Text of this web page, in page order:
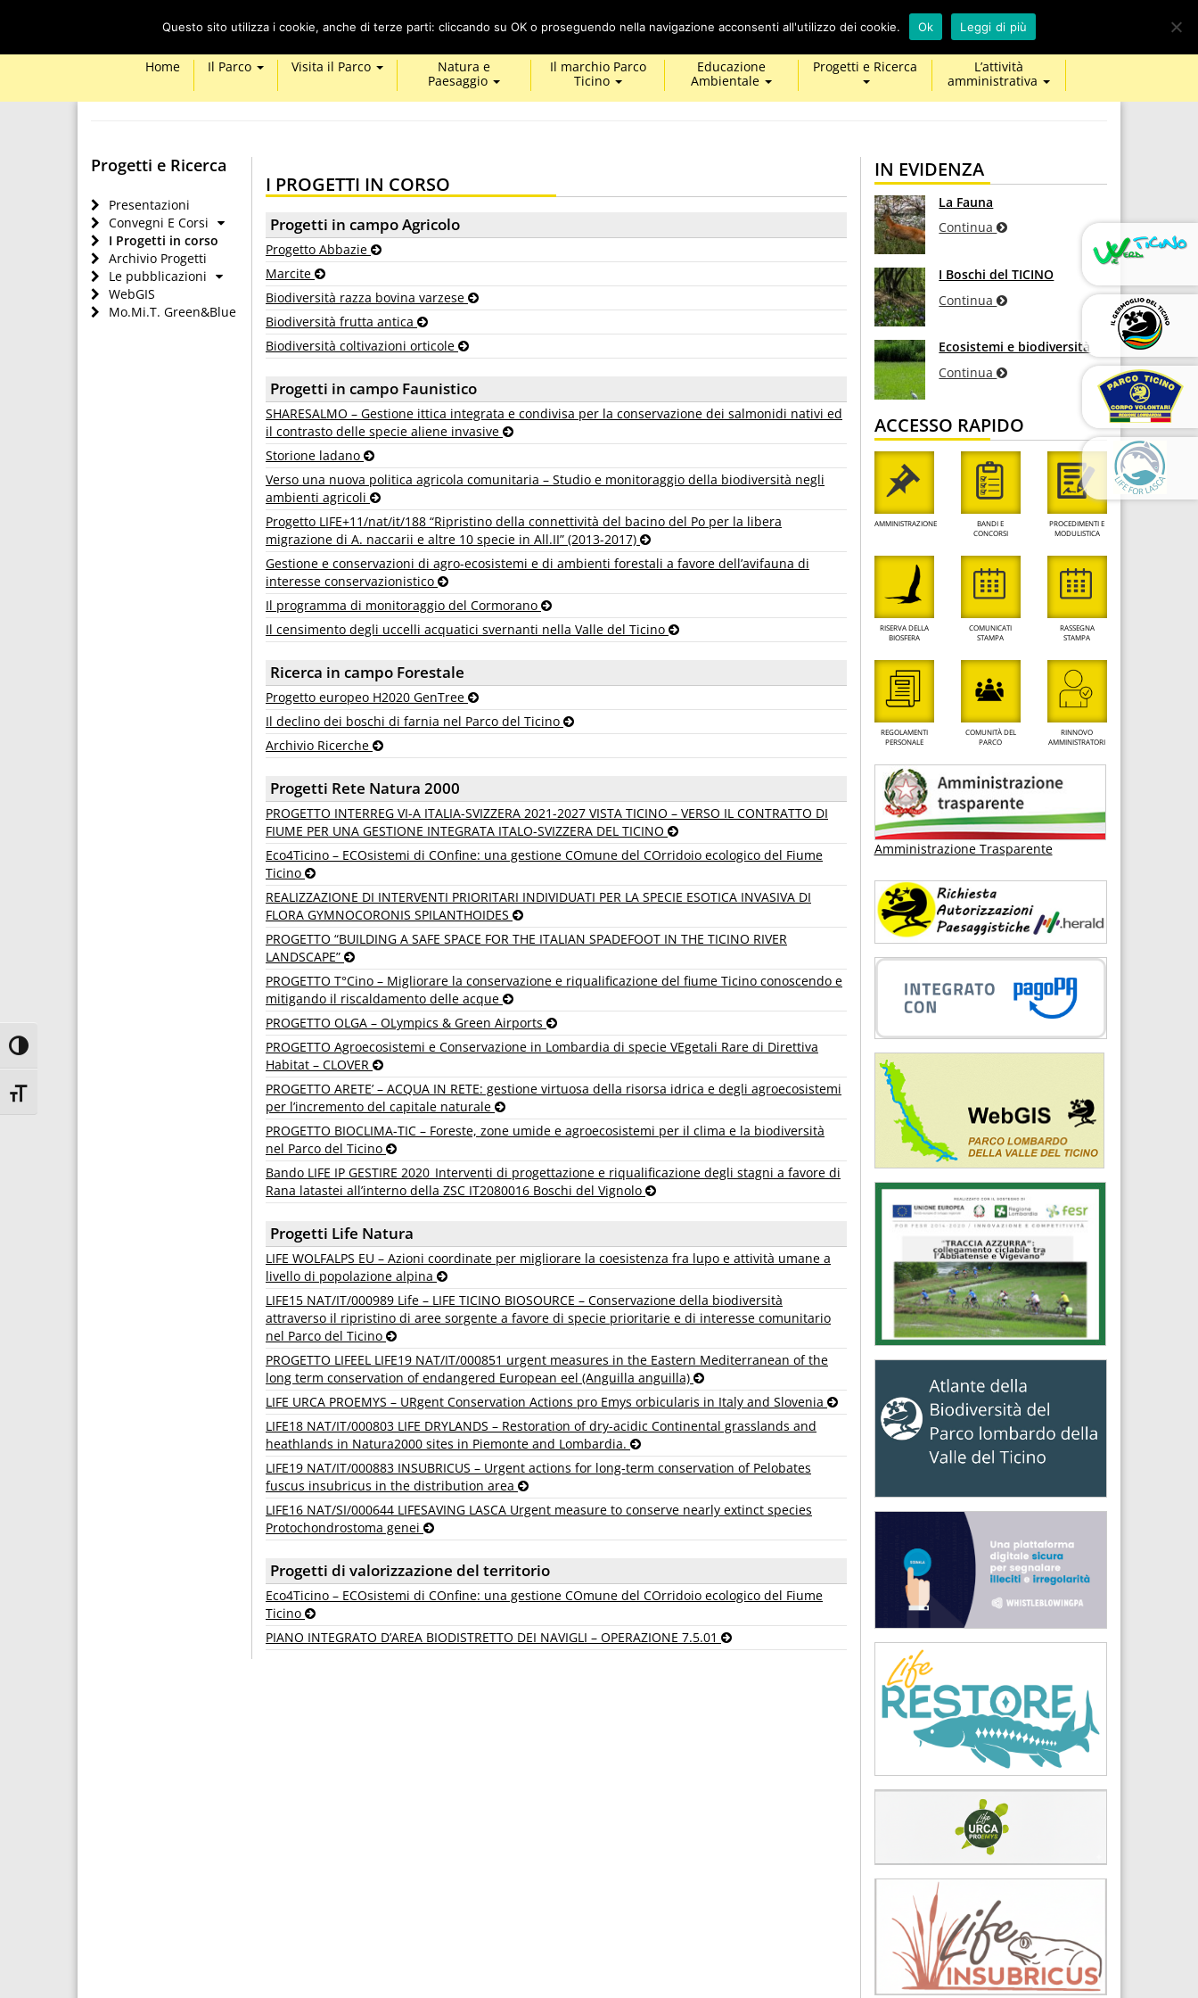
Attiva/disattiva alto contrasto
Attiva/disattiva dimensione testo
Cerca
map-
marker
calendar
Home Il Parco Visita il Parco
Natura e
Paesaggio
Il marchio Parco
Ticino
Educazione
Ambientale
Progetti e Ricerca
L’attività
amministrativa
Progetti e Ricerca
Presentazioni
Convegni E Corsi
I Progetti in corso
Archivio Progetti
Le pubblicazioni
WebGIS
Mo.Mi.T. Green&Blue
I PROGETTI IN CORSO
Progetti in campo Agricolo
Progetto Abbazie
Marcite
Biodiversità razza bovina varzese
Biodiversità frutta antica
Biodiversità coltivazioni orticole
Progetti in campo Faunistico
SHARESALMO – Gestione ittica integrata e condivisa per la conservazione dei salmonidi nativi ed
il contrasto delle specie aliene invasive
Storione ladano
Verso una nuova politica agricola comunitaria – Studio e monitoraggio della biodiversità negli
ambienti agricoli
Progetto LIFE+11/nat/it/188 “Ripristino della connettività del bacino del Po per la libera
migrazione di A. naccarii e altre 10 specie in All.II” (2013-2017)
Gestione e conservazioni di agro-ecosistemi e di ambienti forestali a favore dell’avifauna di
interesse conservazionistico
Il programma di monitoraggio del Cormorano
Il censimento degli uccelli acquatici svernanti nella Valle del Ticino
Ricerca in campo Forestale
Progetto europeo H2020 GenTree
Il declino dei boschi di farnia nel Parco del Ticino
Archivio Ricerche
Progetti Rete Natura 2000
PROGETTO INTERREG VI-A ITALIA-SVIZZERA 2021-2027 VISTA TICINO – VERSO IL CONTRATTO DI
FIUME PER UNA GESTIONE INTEGRATA ITALO-SVIZZERA DEL TICINO
Eco4Ticino – ECOsistemi di COnfine: una gestione COmune del COrridoio ecologico del Fiume
Ticino
REALIZZAZIONE DI INTERVENTI PRIORITARI INDIVIDUATI PER LA SPECIE ESOTICA INVASIVA DI
FLORA GYMNOCORONIS SPILANTHOIDES
PROGETTO “BUILDING A SAFE SPACE FOR THE ITALIAN SPADEFOOT IN THE TICINO RIVER
LANDSCAPE”
PROGETTO T°Cino – Migliorare la conservazione e riqualificazione del fiume Ticino conoscendo e
mitigando il riscaldamento delle acque
PROGETTO OLGA – OLympics & Green Airports
PROGETTO Agroecosistemi e Conservazione in Lombardia di specie VEgetali Rare di Direttiva
Habitat – CLOVER
PROGETTO ARETE’ – ACQUA IN RETE: gestione virtuosa della risorsa idrica e degli agroecosistemi
per l’incremento del capitale naturale
PROGETTO BIOCLIMA-TIC – Foreste, zone umide e agroecosistemi per il clima e la biodiversità
nel Parco del Ticino
Bando LIFE IP GESTIRE 2020_Interventi di progettazione e riqualificazione degli stagni a favore di
Rana latastei all’interno della ZSC IT2080016 Boschi del Vignolo
Progetti Life Natura
LIFE WOLFALPS EU – Azioni coordinate per migliorare la coesistenza fra lupo e attività umane a
livello di popolazione alpina
LIFE15 NAT/IT/000989 Life – LIFE TICINO BIOSOURCE – Conservazione della biodiversità
attraverso il ripristino di aree sorgente a favore di specie prioritarie e di interesse comunitario
nel Parco del Ticino
PROGETTO LIFEEL LIFE19 NAT/IT/000851 urgent measures in the Eastern Mediterranean of the
long term conservation of endangered European eel (Anguilla anguilla)
LIFE URCA PROEMYS – URgent Conservation Actions pro Emys orbicularis in Italy and Slovenia
LIFE18 NAT/IT/000803 LIFE DRYLANDS – Restoration of dry-acidic Continental grasslands and
heathlands in Natura2000 sites in Piemonte and Lombardia.
LIFE19 NAT/IT/000883 INSUBRICUS – Urgent actions for long-term conservation of Pelobates
fuscus insubricus in the distribution area
LIFE16 NAT/SI/000644 LIFESAVING LASCA Urgent measure to conserve nearly extinct species
Protochondrostoma genei
Progetti di valorizzazione del territorio
Eco4Ticino – ECOsistemi di COnfine: una gestione COmune del COrridoio ecologico del Fiume
Ticino
PIANO INTEGRATO D’AREA BIODISTRETTO DEI NAVIGLI – OPERAZIONE 7.5.01
IN EVIDENZA
La Fauna
Continua
I Boschi del TICINO
Continua
Ecosistemi e biodiversità
Continua
ACCESSO RAPIDO
AMMINISTRAZIONE
BANDI E
CONCORSI
PROCEDIMENTI E
MODULISTICA
RISERVA DELLA
BIOSFERA
COMUNICATI
STAMPA
RASSEGNA
STAMPA
REGOLAMENTI
PERSONALE
COMUNITÀ DEL
PARCO
RINNOVO
AMMINISTRATORI
Amministrazione Trasparente
Questo sito utilizza i cookie, anche di terze parti: cliccando su OK o proseguendo nella navigazione acconsenti all'utilizzo dei cookie. Ok Leggi di più